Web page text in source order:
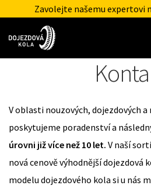
Zavolejte našemu expertovi
V oblasti nouzových, dojezdových
poskytujeme poradenství a
úrovni již více než 10 let. V naší
nová cenově výhodnější dojezdová
modelu dojezdového kola si u nás